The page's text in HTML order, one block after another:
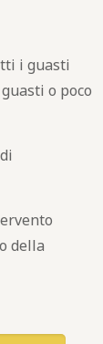
i guasti
o poco
della